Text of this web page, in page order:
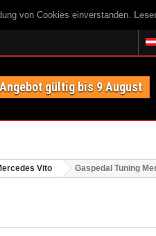
von Cookies einverstanden.
gültig bis 9 August
Vito Gaspedal Tuning